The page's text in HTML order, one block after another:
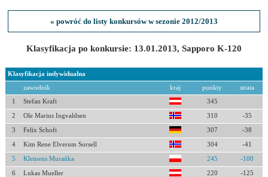
« powróć do listy konkursów w sezonie 2012/2013
Klasyfikacja po konkursie: 13.01.2013, Sapporo K-120
Klasyfikacja indywidualna
zawodnik kraj punkty strata
1 Stefan Kraft 345
2 Ole Marius Ingvaldsen 310 -35
3 Felix Schoft 307 -38
4 Kim Rene Elverum Sorsell 304 -41
5 Klemens Murańka 245 -100
6 Lukas Mueller 220 -125